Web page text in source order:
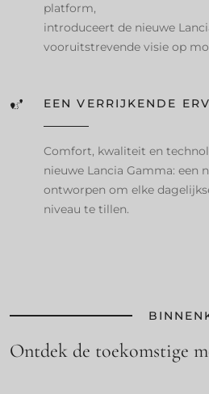
platform,
introduceert de nieuwe
vooruitstrevende visie op
EEN VERRIJKENDE
Comfort, kwaliteit en
nieuwe Lancia Gamma: een
ontworpen om elke
niveau te tillen.
Ontdek de toekomstige